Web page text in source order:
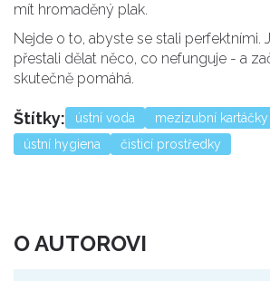
mít hromaděný plak.
Nejde o to, abyste se stali perfektními.
přestali dělat něco, co nefunguje - a
skutečně pomáhá.
Štítky: ústní voda mezizubní kartáčky
ústní hygiena
čisticí prostředky
O AUTOROVI